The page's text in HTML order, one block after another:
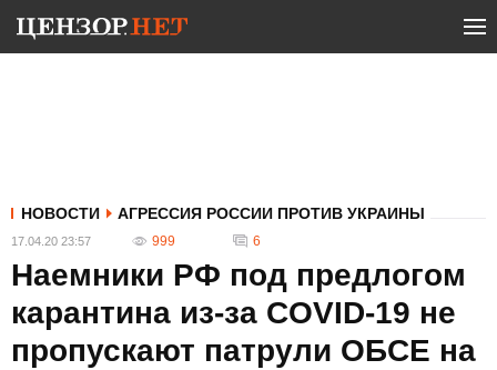
НОВОСТИ АГРЕССИЯ РОССИИ ПРОТИВ УКРАИНЫ
17.04.20 23:57 999 6
Наемники РФ под предлогом
карантина из-за COVID-19 не
пропускают патрули ОБСЕ на